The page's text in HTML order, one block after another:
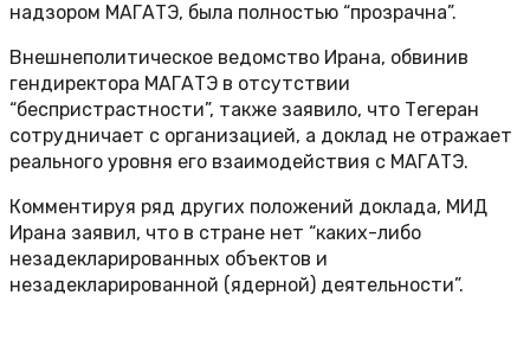
надзором МАГАТЭ, была полностью “прозрачна”.
Внешнеполитическое ведомство Ирана, обвинив
гендиректора МАГАТЭ в отсутствии
“беспристрастности”, также заявило, что Тегеран
сотрудничает с организацией, а доклад не отражает
реального уровня его взаимодействия с МАГАТЭ.
Комментируя ряд других положений доклада, МИД
Ирана заявил, что в стране нет “каких-либо
незадекларированных объектов и
незадекларированной (ядерной) деятельности”.